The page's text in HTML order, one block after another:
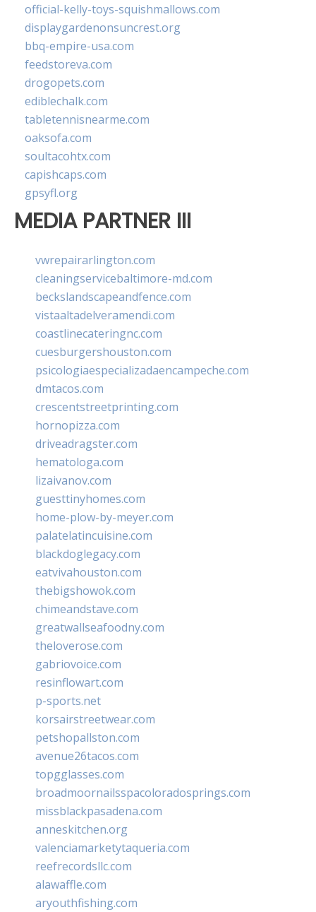
official-kelly-toys-squishmallows.com
displaygardenonsuncrest.org
bbq-empire-usa.com
feedstoreva.com
drogopets.com
ediblechalk.com
tabletennisnearme.com
oaksofa.com
soultacohtx.com
capishcaps.com
gpsyfl.org
MEDIA PARTNER III
vwrepairarlington.com
cleaningservicebaltimore-md.com
beckslandscapeandfence.com
vistaaltadelveramendi.com
coastlinecateringnc.com
cuesburgershouston.com
psicologiaespecializadaencampeche.com
dmtacos.com
crescentstreetprinting.com
hornopizza.com
driveadragster.com
hematologa.com
lizaivanov.com
guesttinyhomes.com
home-plow-by-meyer.com
palatelatincuisine.com
blackdoglegacy.com
eatvivahouston.com
thebigshowok.com
chimeandstave.com
greatwallseafoodny.com
theloverose.com
gabriovoice.com
resinflowart.com
p-sports.net
korsairstreetwear.com
petshopallston.com
avenue26tacos.com
topgglasses.com
broadmoornailsspacoloradosprings.com
missblackpasadena.com
anneskitchen.org
valenciamarketytaqueria.com
reefrecordsllc.com
alawaffle.com
aryouthfishing.com